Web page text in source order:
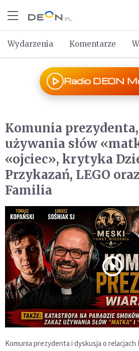
Wydarzenia Komentarze
Radio DEON
Komunia
używania słów
«ojciec», krytyka
Przykazań, LEGO
Familia
Komunia prezydenta i dyskusja o relacjach